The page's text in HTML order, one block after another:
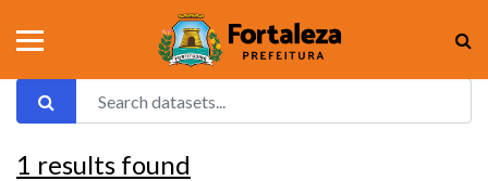
1 results found